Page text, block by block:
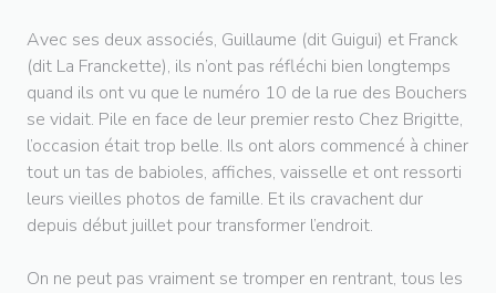
Avec ses deux associés, Guillaume (dit Guigui) et Franck
(dit La Franckette), ils n’ont pas réfléchi bien longtemps
quand ils ont vu que le numéro 10 de la rue des Bouchers
se vidait. Pile en face de leur premier resto Chez Brigitte,
l’occasion était trop belle. Ils ont alors commencé à chiner
tout un tas de babioles, affiches, vaisselle et ont ressorti
leurs vieilles photos de famille. Et ils cravachent dur
depuis début juillet pour transformer l’endroit.
On ne peut pas vraiment se tromper en rentrant, tous les